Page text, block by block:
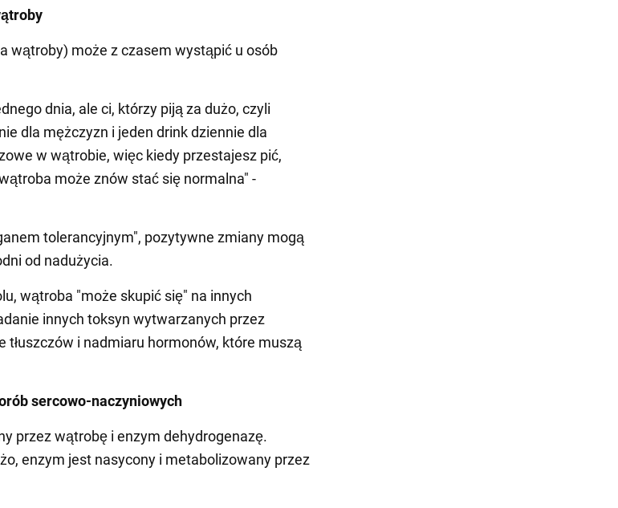
wątroby) może z czasem wystąpić u osób
dnia, ale ci, którzy piją za dużo, czyli
dla mężczyzn i jeden drink dziennie dla
w wątrobie, więc kiedy przestajesz pić,
może znów stać się normalna" -
tolerancyjnym", pozytywne zmiany mogą
od nadużycia.
wątroba "może skupić się" na innych
innych toksyn wytwarzanych przez
tłuszczów i nadmiaru hormonów, które muszą
sercowo-naczyniowych
przez wątrobę i enzym dehydrogenazę.
enzym jest nasycony i metabolizowany przez